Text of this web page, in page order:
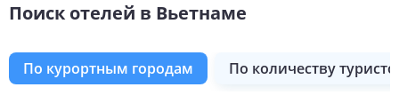
Поиск отелей в Вьетнаме
по курортным городам по количеству